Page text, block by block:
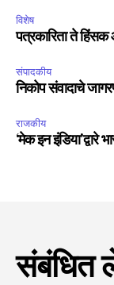
विशेष
पत्रकारिता ते
संपादकीय
निकोप संवादाचे
राजकीय
‘मेक इन इंडिया’द्वारे
संबंधित